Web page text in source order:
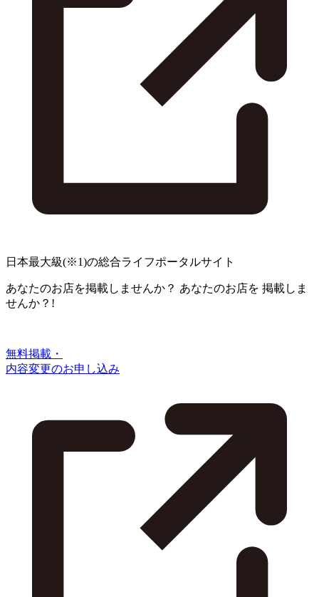
日本最大級(※1)の総合ライフポータルサイト
あなたのお店を掲載しませんか？ あなたのお店を 掲載しま
せんか？!
無料掲載・
内容変更のお申し込み